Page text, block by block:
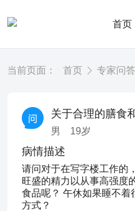
首页
当前页面： 首页 专家问答
关于合理的膳食
男 19岁
病情描述
请问对于在写字楼工作的
旺盛的精力以从事高强度
食品呢？ 午休如果睡不着
方式？